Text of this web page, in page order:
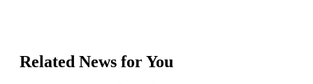
Related News for You